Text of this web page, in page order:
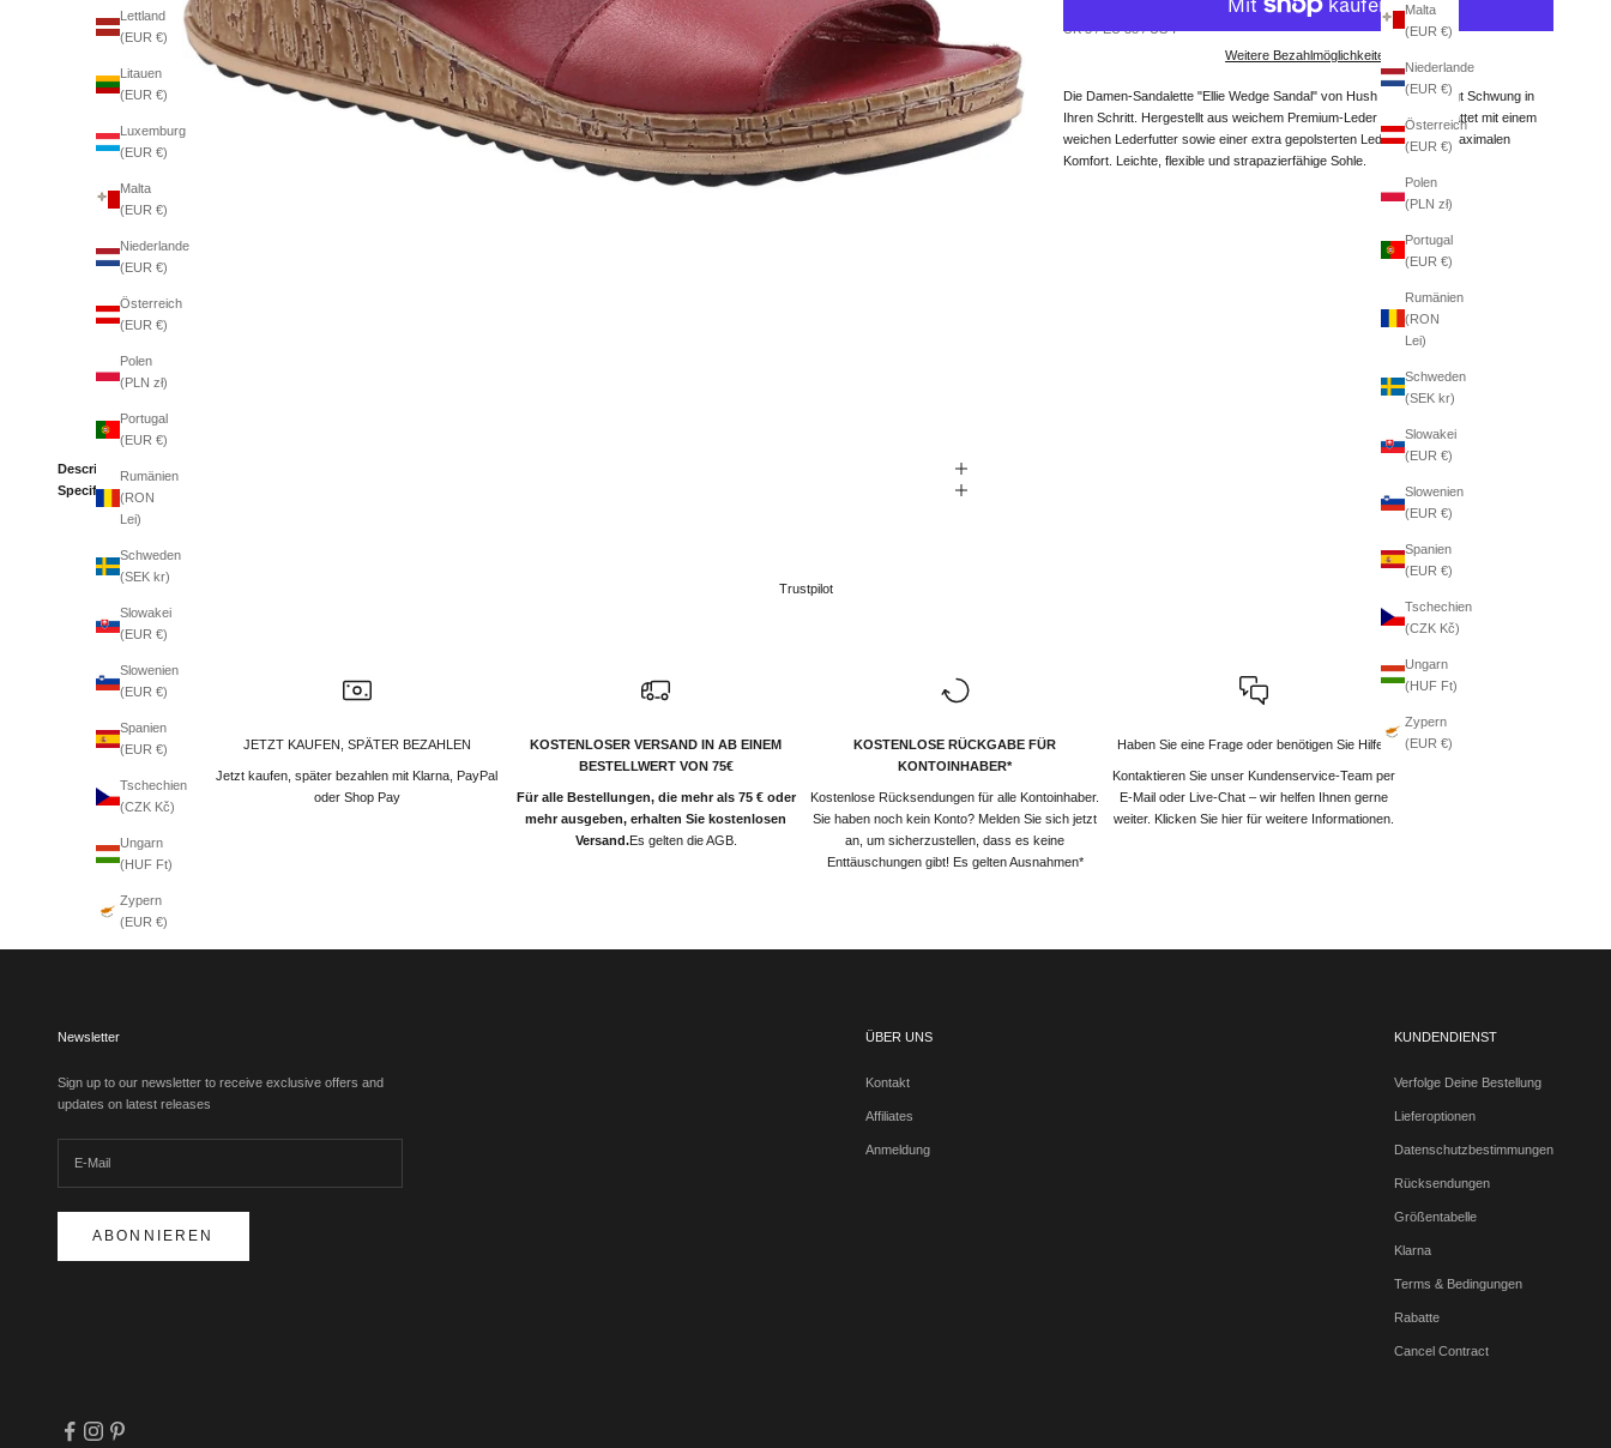
Malta
(EUR €)
Niederlande
(EUR €)
Österreich
(EUR €)
Polen
(PLN zł)
Portugal
(EUR €)
Rumänien
(RON
Lei)
Schweden
(SEK kr)
Slowakei
(EUR €)
Slowenien
(EUR €)
Spanien
(EUR €)
Tschechien
(CZK Kč)
Ungarn
(HUF Ft)
Zypern
(EUR €)
Lettland
(EUR €)
Litauen
(EUR €)
Luxemburg
(EUR €)
Malta
(EUR €)
Niederlande
(EUR €)
Österreich
(EUR €)
Polen
(PLN zł)
Portugal
(EUR €)
Rumänien
(RON
Lei)
Schweden
(SEK kr)
Slowakei
(EUR €)
Slowenien
(EUR €)
Spanien
(EUR €)
Tschechien
(CZK Kč)
Ungarn
(HUF Ft)
Zypern
(EUR €)
UK 5 / EU 38 / US 7
Weitere Bezahlmöglichkeiten
Die Damen-Sandalette "Ellie Wedge Sandal" von Hush Puppies bringt Schwung in
Ihren Schritt. Hergestellt aus weichem Premium-Leder und ausgestattet mit einem
weichen Lederfutter sowie einer extra gepolsterten Ledersohle für maximalen
Komfort. Leichte, flexible und strapazierfähige Sohle.
Description
Specifications
Trustpilot
JETZT KAUFEN, SPÄTER BEZAHLEN
Jetzt kaufen, später bezahlen mit Klarna, PayPal
oder Shop Pay
KOSTENLOSER VERSAND IN AB EINEM
BESTELLWERT VON 75€
Für alle Bestellungen, die mehr als 75 € oder
mehr ausgeben, erhalten Sie kostenlosen
Versand.Es gelten die AGB.
KOSTENLOSE RÜCKGABE FÜR
KONTOINHABER*
Kostenlose Rücksendungen für alle Kontoinhaber.
Sie haben noch kein Konto? Melden Sie sich jetzt
an, um sicherzustellen, dass es keine
Enttäuschungen gibt! Es gelten Ausnahmen*
Haben Sie eine Frage oder benötigen Sie Hilfe?
Kontaktieren Sie unser Kundenservice-Team per
E-Mail oder Live-Chat – wir helfen Ihnen gerne
weiter. Klicken Sie hier für weitere Informationen.
Newsletter
Sign up to our newsletter to receive exclusive offers and
updates on latest releases
ABONNIEREN
ÜBER UNS
Kontakt
Affiliates
Anmeldung
KUNDENDIENST
Verfolge Deine Bestellung
Lieferoptionen
Datenschutzbestimmungen
Rücksendungen
Größentabelle
Klarna
Terms & Bedingungen
Rabatte
Cancel Contract